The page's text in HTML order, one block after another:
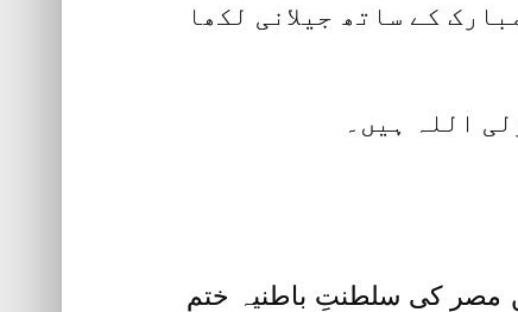
کے ساتھ جیلانی لکھا
اللہ ہیں۔
مصر کی سلطنتِ باطنیہ ختم